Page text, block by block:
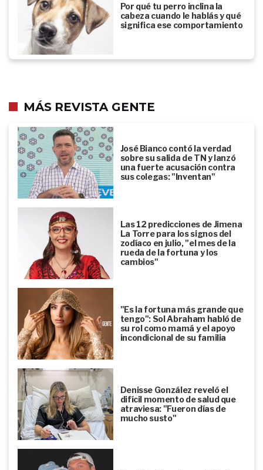
Por qué tu perro inclina la
cabeza cuando le hablás y qué
significa ese comportamiento
MÁS REVISTA GENTE
José Bianco contó la verdad
sobre su salida de TN y lanzó
una fuerte acusación contra
sus colegas: "Inventan"
Las 12 predicciones de Jimena
La Torre para los signos del
zodíaco en julio, "el mes de la
rueda de la fortuna y los
cambios"
"Es la fortuna más grande que
tengo": Sol Abraham habló de
su rol como mamá y el apoyo
incondicional de su familia
Denisse González reveló el
difícil momento de salud que
atraviesa: "Fueron días de
mucho susto"